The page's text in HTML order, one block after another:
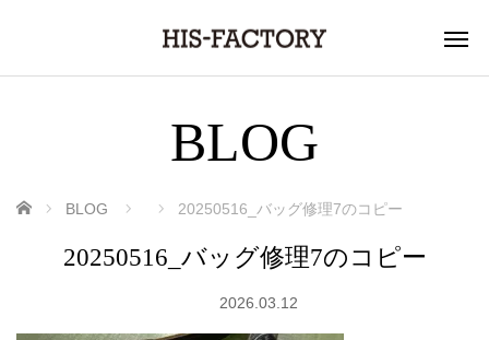
BLOG
ホーム BLOG 20250516_バッグ修理7のコピー
20250516_バッグ修理7のコピー
2026.03.12